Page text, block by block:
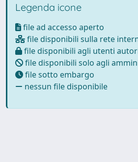
Legenda icone
file ad accesso aperto
file disponibili sulla rete
file disponibili agli utenti
file disponibili solo agli
file sotto embargo
nessun file disponibile